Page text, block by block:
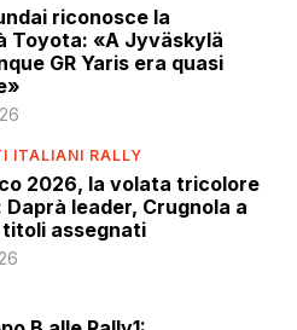
riconosce la
Toyota: «A Jyväskylä
GR Yaris era quasi
ITALIANI RALLY
2026, la volata tricolore
leader, Crugnola a
titoli assegnati